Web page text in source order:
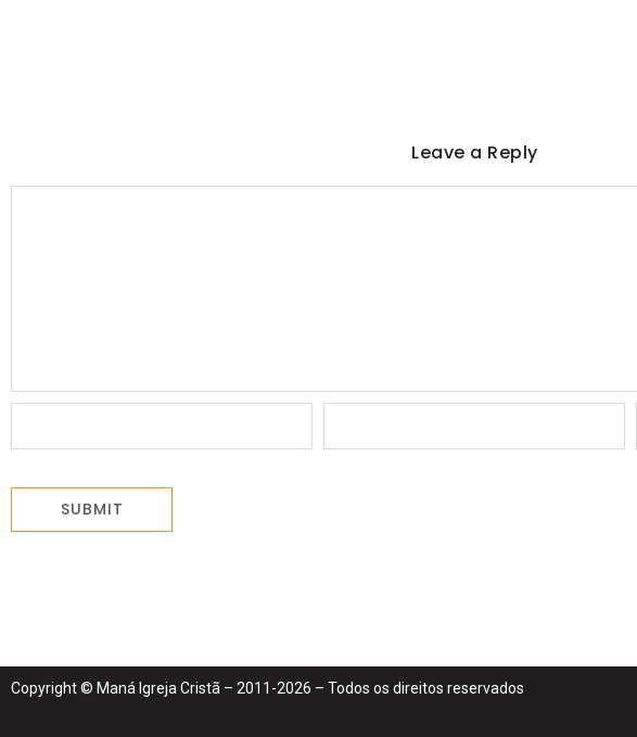
Leave a Reply
Copyright © Maná Igreja Cristã – 2011-2026 – Todos os direitos reservados